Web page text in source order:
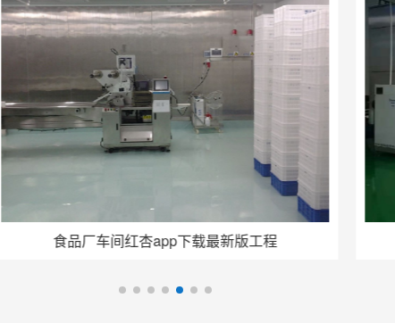
食品厂车间红杏app下载最新版工程